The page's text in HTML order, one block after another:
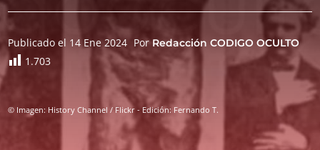
Publicado el 14 Ene 2024 PorRedacción CODIGO OCULTO
1.703
© Imagen: History Channel / Flickr - Edición: Fernando T.